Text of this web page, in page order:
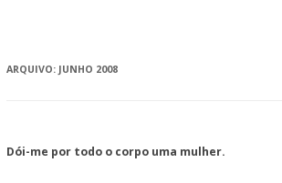
ARQUIVO: JUNHO 2008
Dói-me por todo o corpo uma mulher.